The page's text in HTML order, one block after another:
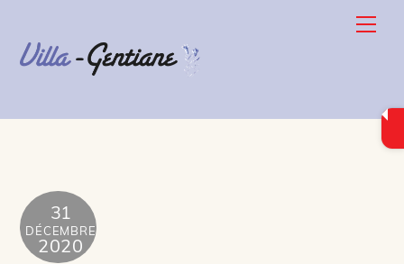
content
31
DÉCEMBRE
2020